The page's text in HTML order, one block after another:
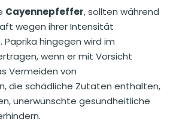
Cayennepfeffer, sollten während
wegen ihrer Intensität
hingegen wird im
wenn er mit Vorsicht
Vermeiden von
die schädliche Zutaten enthalten,
unerwünschte gesundheitliche